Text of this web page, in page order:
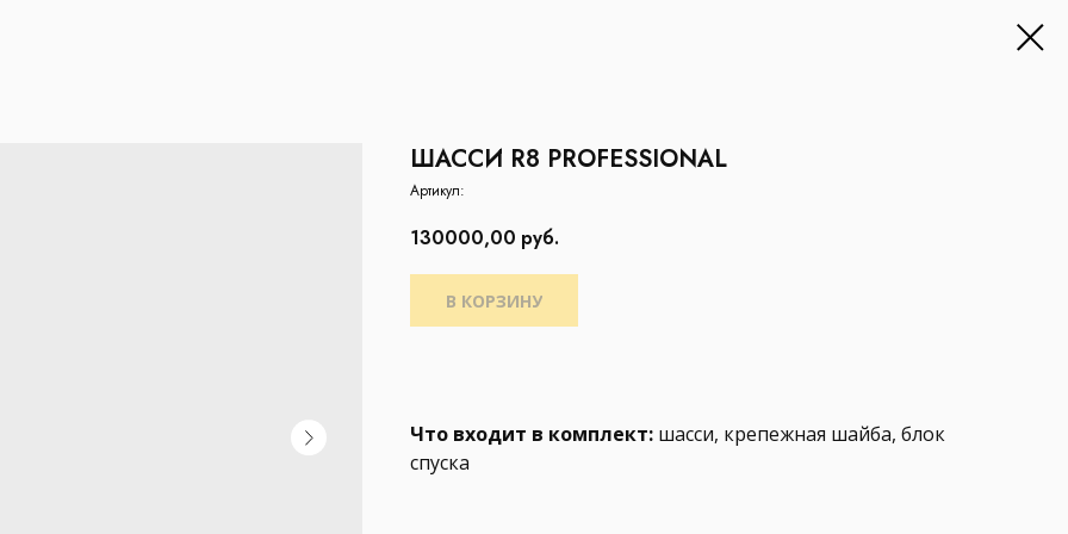
ШАССИ R8 PROFESSIONAL
Артикул:
130000,00 руб.
В КОРЗИНУ
Что входит в комплект: шасси, крепежная шайба, блок
спуска